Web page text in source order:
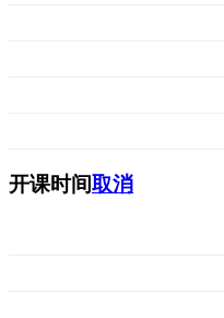
开课时间取消